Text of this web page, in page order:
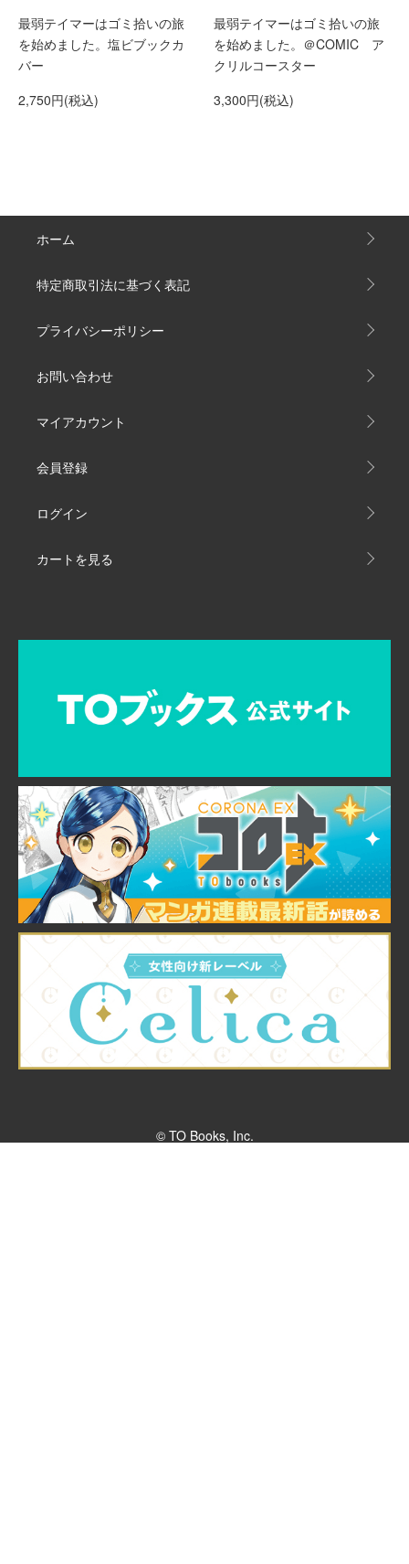
最弱テイマーはゴミ拾いの旅
を始めました。塩ビブックカ
バー
2,750円(税込)
最弱テイマーはゴミ拾いの旅
を始めました。＠COMIC ア
クリルコースター
3,300円(税込)
ホーム
特定商取引法に基づく表記
プライバシーポリシー
お問い合わせ
マイアカウント
会員登録
ログイン
カートを見る
© TO Books, Inc.